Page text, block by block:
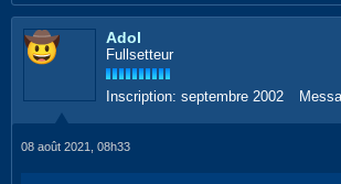
Adol
Fullsetteur
Inscription: septembre 2002
08 août 2021, 08h33